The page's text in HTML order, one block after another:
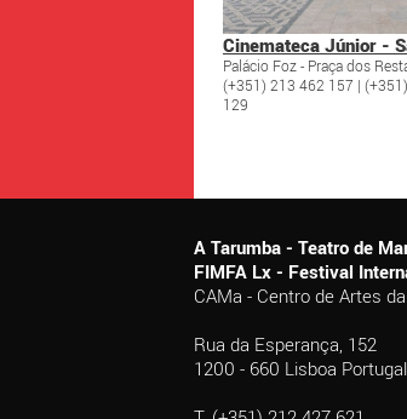
Cinemateca Júnior -
Palácio Foz - Praça dos
(+351) 213 462 157 |
129
A Tarumba - Teatro de
FIMFA Lx - Festival
CAMa - Centro de Artes
Rua da Esperança, 152
1200 - 660 Lisboa Portugal